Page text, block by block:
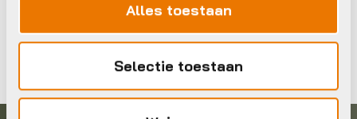
Alles toestaan
Selectie toestaan
Op voorraad in winkel